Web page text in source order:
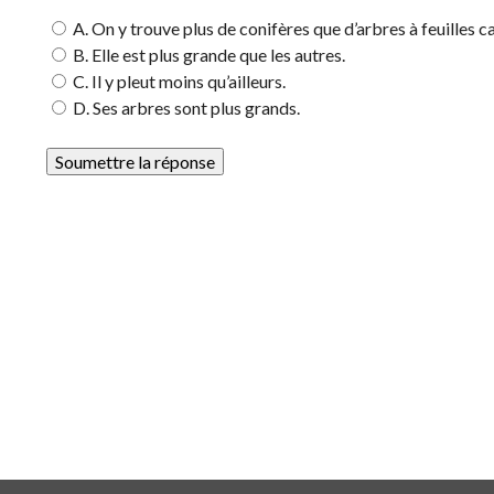
A. On y trouve plus de conifères que d’arbres à feuilles
B. Elle est plus grande que les autres.
C. Il y pleut moins qu’ailleurs.
D. Ses arbres sont plus grands.